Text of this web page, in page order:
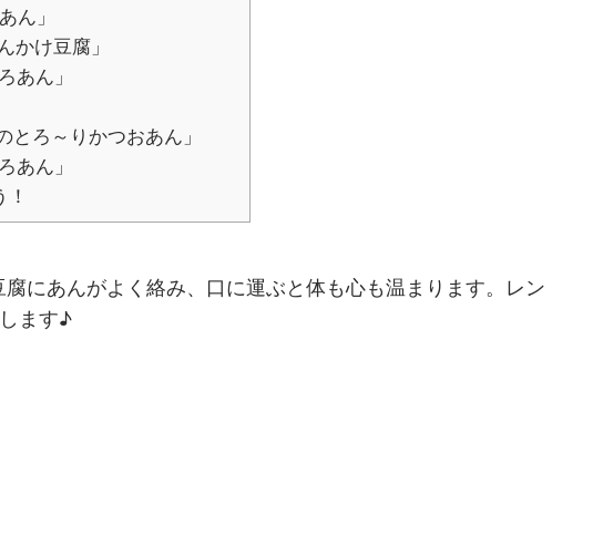
ん」
かけ豆腐」
あん」
ろ～りかつおあん」
あん」
にあんがよく絡み、口に運ぶと体も心も温まります。レン
ます♪